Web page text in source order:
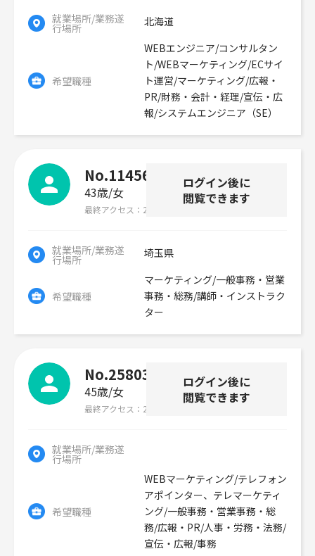
就業場所/業務遂
行場所 北海道
希望職種
WEBエンジニア/コンサルタン
ト/WEBマーケティング/ECサイ
ト運営/マーケティング/広報・
PR/財務・会計・経理/宣伝・広
報/システムエンジニア（SE）
No.114560
43歳 女
最終アクセス 2026年07月29日
就業場所/業務遂
行場所 埼玉県
希望職種
マーケティング/一般事務・営業
事務・総務/講師・インストラク
ター
ログイン後に
閲覧できます
No.258038
45歳 女
最終アクセス 2026年07月29日
就業場所/業務遂
行場所
希望職種
WEBマーケティング/テレフォン
アポインター、テレマーケティ
ング/一般事務・営業事務・総
務/広報・PR/人事・労務・法務/
宣伝・広報/事務
ログイン後に
閲覧できます